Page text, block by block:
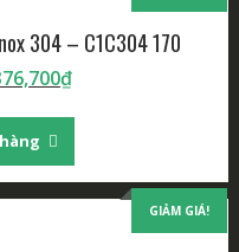
304 – C1C304 170
₫
GIẢM GIÁ!